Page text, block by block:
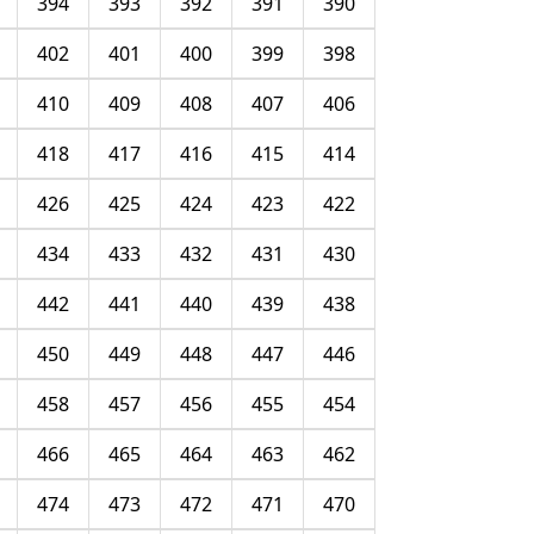
398
399
400
401
402
406
407
408
409
410
414
415
416
417
418
422
423
424
425
426
430
431
432
433
434
438
439
440
441
442
446
447
448
449
450
454
455
456
457
458
462
463
464
465
466
470
471
472
473
474